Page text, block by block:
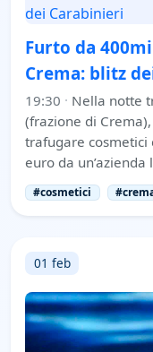
Furto da
Crema: blitz
19:30 · Nella notte
(frazione di
trafugare cosmetici
euro da un’azienda
#cosmetici
01 feb